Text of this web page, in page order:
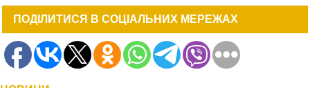
ПОДІЛИТИСЯ В СОЦІАЛЬНИХ МЕРЕЖАХ